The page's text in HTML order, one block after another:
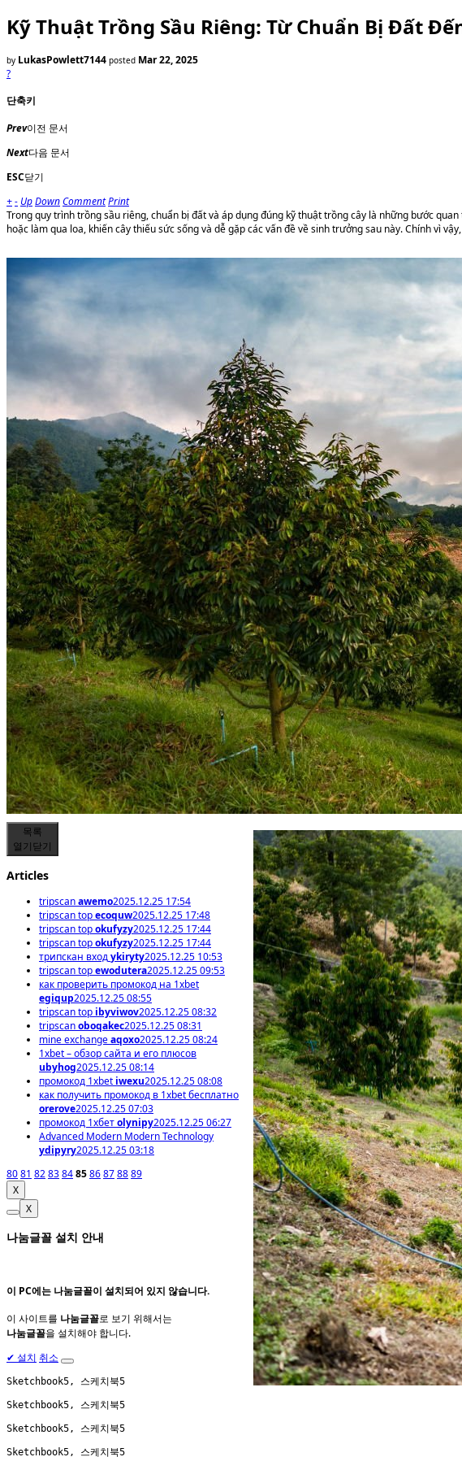
Kỹ Thuật Trồng Sầu Riêng: Từ Chuẩn Bị Đất
by LukasPowlett7144 posted Mar 22, 2025
?
단축키
Prev이전 문서
Next다음 문서
ESC닫기
+- UpDownCommentPrint
Trong quy trình trồng sầu riêng, chuẩn bị đất và áp dụng đúng kỹ thuật trồng cây là những bước
hoặc làm qua loa, khiến cây thiếu sức sống và dễ gặp các vấn đề về sinh trưởng sau này. Chính vì
목록
열기닫기
Articles
tripscanawemo2025.12.25 17:54
tripscan topecoquw2025.12.25 17:48
tripscan topokufyzy2025.12.25 17:44
tripscan topokufyzy2025.12.25 17:44
трипскан входykiryty2025.12.25 10:53
tripscan topewodutera2025.12.25 09:53
как проверить промокод на 1xbet
egiqup2025.12.25 08:55
tripscan top ibyviwov2025.12.25 08:32
tripscanoboqakec2025.12.25 08:31
mine exchangeaqoxo2025.12.25 08:24
1xbet – обзор сайта и его плюсов
ubyhog2025.12.25 08:14
промокод 1xbet iwexu2025.12.25 08:08
как получить промокод в 1xbet бесплатно
orerove2025.12.25 07:03
промокод 1хбетolynipy2025.12.25 06:27
Advanced Modern Modern Technology
ydipyry2025.12.25 03:18
8081 8283848586878889
X
X
나눔글꼴 설치 안내
이 PC에는 나눔글꼴이 설치되어 있지 않습니다.
이 사이트를 나눔글꼴로 보기 위해서는
나눔글꼴을 설치해야 합니다.
✔ 설치 취소
Sketchbook5, 스케치북5
Sketchbook5, 스케치북5
Sketchbook5, 스케치북5
Sketchbook5, 스케치북5